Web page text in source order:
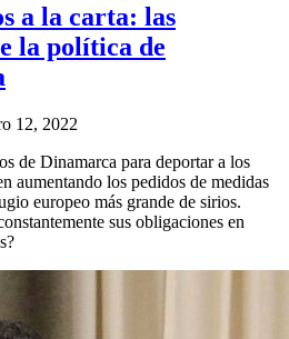
a la carta: las
la política de
12, 2022
de Dinamarca para deportar a los
aumentando los pedidos de medidas
europeo más grande de sirios.
sus obligaciones en